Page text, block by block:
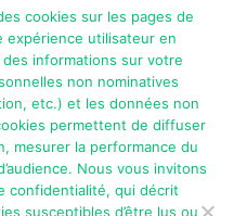
PREMIÈRES
cookies sur les pages de
expérience utilisateur en
informations sur votre
non nominatives
etc.) et les données non
permettent de diffuser
mesurer la performance du
Nous vous invitons
confidentialité, qui décrit
susceptibles d’être lus ou